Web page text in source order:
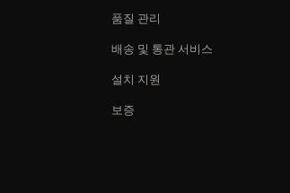
품질 관리
배송 및 통관 서비스
설치 지원
보증